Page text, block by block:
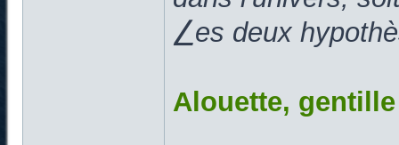
⎳es deux
Alouette,